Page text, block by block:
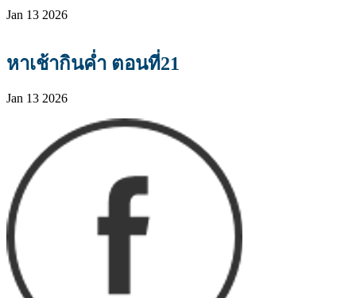
Jan 13 2026
หาเช้ากินค่ำ ตอนที่21
Jan 13 2026